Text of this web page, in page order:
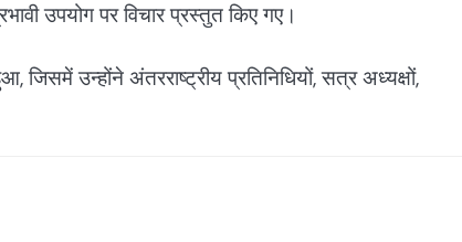
उपयोग पर विचार प्रस्तुत किए गए।
जिसमें उन्होंने अंतरराष्ट्रीय प्रतिनिधियों, सत्र अध्यक्षों,